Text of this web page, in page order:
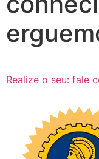
Realize o seu: fale